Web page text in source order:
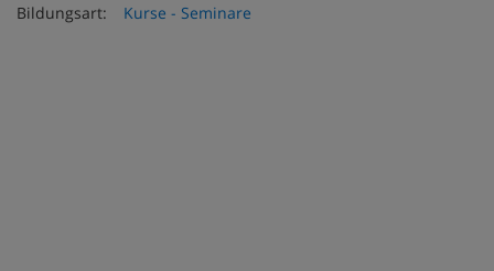
Bildungsart:
Kurse - Seminare